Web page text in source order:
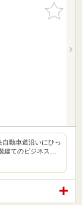
お気に入
りに追加
動車道沿いにひっ
建てのビジネス…